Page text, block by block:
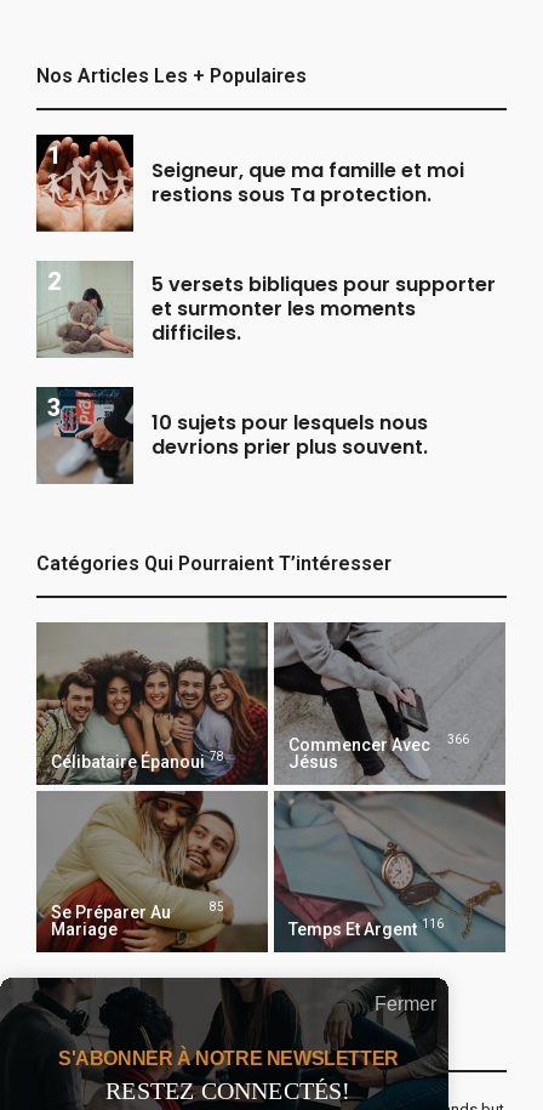
Nos Articles Les + Populaires
Seigneur, que ma famille et moi
restions sous Ta protection.
5 versets bibliques pour supporter
et surmonter les moments
difficiles.
10 sujets pour lesquels nous
devrions prier plus souvent.
Catégories Qui Pourraient T’intéresser
Célibataire Épanoui 78
Commencer Avec
Jésus
366
Se Préparer Au
Mariage
85
Temps Et Argent 116
Recevoir Notre Newsletter Chaque Matin
Fermer
S'ABONNER À NOTRE NEWSLETTER
RESTEZ CONNECTÉS!